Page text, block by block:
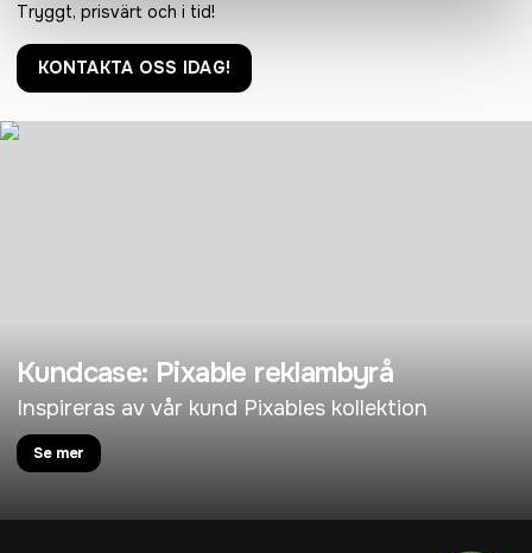
Tryggt, prisvärt och i tid!
KONTAKTA OSS IDAG!
Kundcase: Pixable reklambyrå
Inspireras av vår kund Pixables kollektion
Se mer